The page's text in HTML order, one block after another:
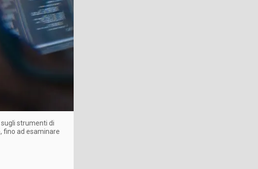
strumenti di
fino ad esaminare